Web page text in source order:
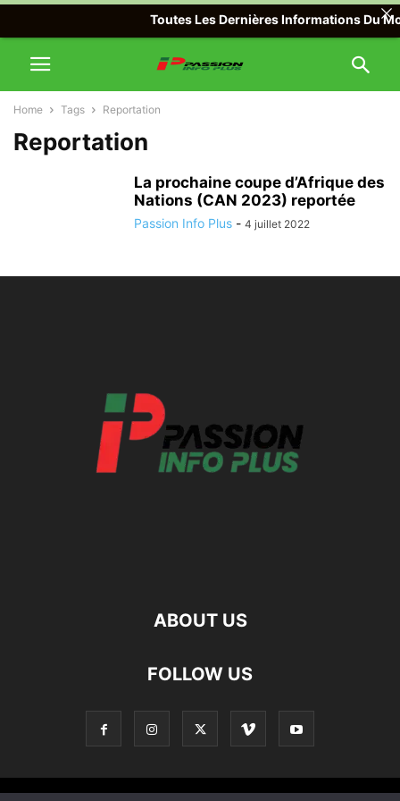
Home Tags Reportation
Reportation
La prochaine coupe d’Afrique des
Nations (CAN 2023) reportée
Passion Info Plus - 4 juillet 2022
ABOUT US
FOLLOW US
Toutes Les Dernières Informations Du